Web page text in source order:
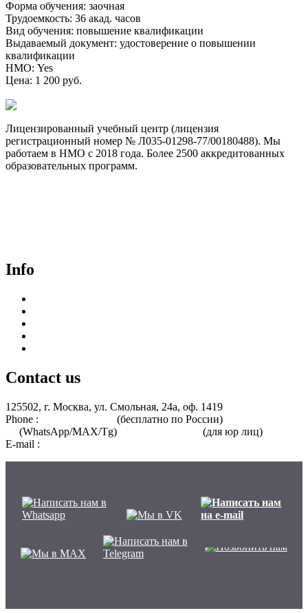
Форма обучения: заочная
Трудоемкость: 36 акад. часов
Вид обучения: повышение квалификации
Выдаваемый документ: удостоверение о повышении
квалификации
НМО: Yes
Цена: 1 200 руб.
Лицензированный учебный центр (лицензия
регистрационный номер № Л035-01298-77/00180488). Мы
работаем в НМО с 2018 года. Более 2500 аккредитованных
образовательных программ.
Info
Contact us
125502, г. Москва, ул. Смольная, 24а, оф. 1419
Phone :
(бесплатно по России)
(WhatsApp/MAX/Tg)
(для юр лиц)
E-mail :